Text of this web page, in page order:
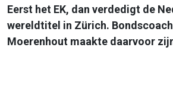
Eerst het EK, dan verdedigt de
wereldtitel in Zürich.
Moerenhout maakte daarvoor